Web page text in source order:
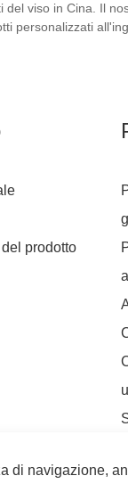
viso in Cina. Il
personalizzati
prodotto
di navigazione,